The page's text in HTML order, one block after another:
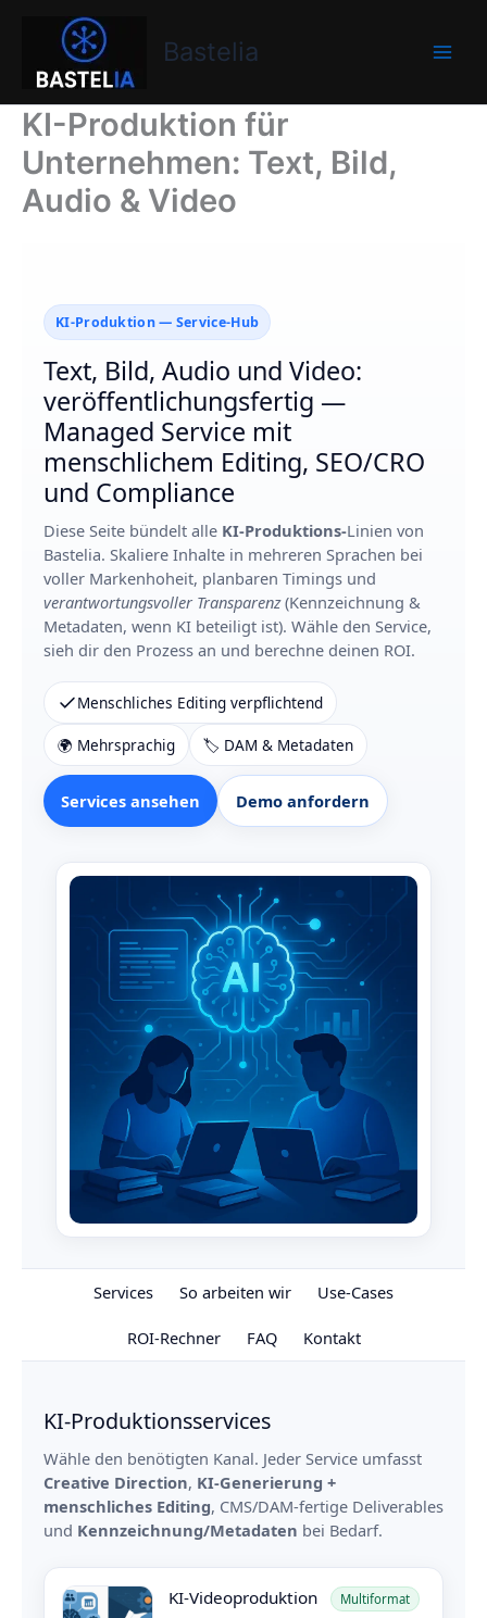
Bastelia
Bastelia
KI-Produktion für
Unternehmen: Text, Bild,
Audio & Video
KI-Produktion — Service-Hub
Text, Bild, Audio und Video:
veröffentlichungsfertig —
Managed Service mit
menschlichem Editing, SEO/CRO
und Compliance
Diese Seite bündelt alle KI-Produktions-Linien von
Bastelia. Skaliere Inhalte in mehreren Sprachen bei
voller Markenhoheit, planbaren Timings und
verantwortungsvoller Transparenz(Kennzeichnung &
Metadaten, wenn KI beteiligt ist). Wähle den Service,
sieh dir den Prozess an und berechne deinen ROI.
Menschliches Editing verpflichtend
🌍 Mehrsprachig 🏷️ DAM & Metadaten
Services ansehen Demo anfordern
Services So arbeiten wir Use-Cases
ROI-Rechner FAQ Kontakt
KI-Produktionsservices
Wähle den benötigten Kanal. Jeder Service umfasst
Creative Direction, KI-Generierung +
menschliches Editing, CMS/DAM-fertige Deliverables
und Kennzeichnung/Metadaten bei Bedarf.
KI-Videoproduktion Multiformat